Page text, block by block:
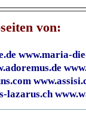
von:
www.maria-
lazarus.ch